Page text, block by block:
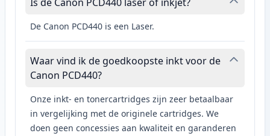
De Canon PCD440 is een Laser.
Waar vind ik de goedkoopste inkt voor de
Canon PCD440?
Onze inkt- en tonercartridges zijn zeer betaalbaar
in vergelijking met de originele cartridges. We
doen geen concessies aan kwaliteit en garanderen